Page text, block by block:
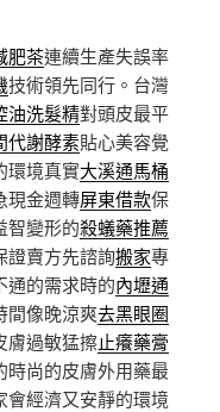
肥茶連續生產失誤率
技術領先同行。台灣
油洗髮精對頭皮最平
代謝酵素貼心美容覺
環境真實大溪通馬桶
現金週轉屏東借款保
智變形的殺蟻藥推薦
證賣方先諮詢搬家專
通的需求時的內壢通
間像晚涼爽去黑眼圈
膚過敏猛擦止癢藥膏
時尚的皮膚外用藥最
經濟又安靜的環境